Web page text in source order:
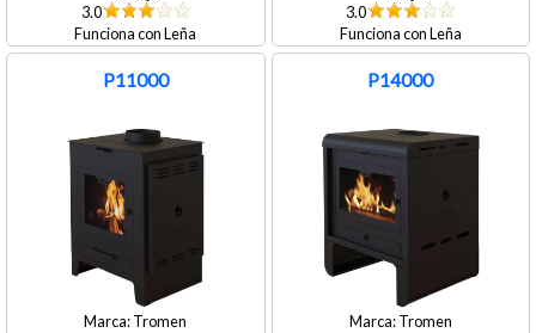
3.0
Leña
3.0
Leña
P11000
Tromen
P14000
Tromen